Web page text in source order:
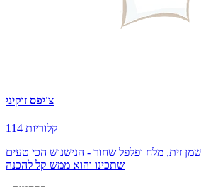
צ'יפס זוקיני
114 קלוריות
שמן זית, מלח ופלפל שחור - הנישנוש הכי טעים
שתכינו והוא ממש קל להכנה